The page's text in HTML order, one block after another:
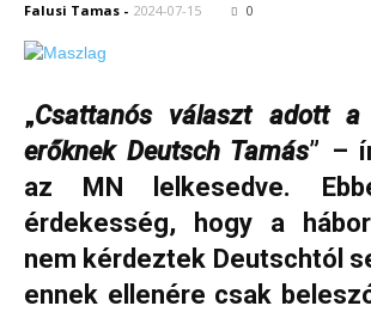
Falusi Tamas - 2024-07-15 0
„Csattanós választ adott a
erőknek Deutsch Tamás” –
az MN lelkesedve.
érdekesség, hogy a
nem kérdeztek Deutschtól
ennek ellenére csak